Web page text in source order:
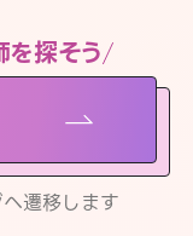
探そう
遷移します